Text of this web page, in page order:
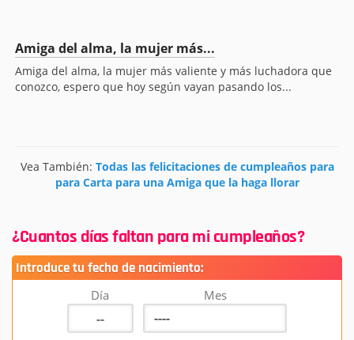
Amiga del alma, la mujer más...
Amiga del alma, la mujer más valiente y más luchadora que
conozco, espero que hoy según vayan pasando los...
Vea También: Todas las felicitaciones de cumpleaños para
para Carta para una Amiga que la haga llorar
¿Cuantos días faltan para mi cumpleaños?
Introduce tu fecha de nacimiento:
Día Mes